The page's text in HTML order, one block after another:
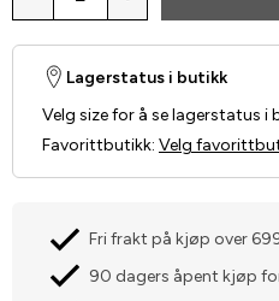
Lagerstatus i butikk
Velg size for å se lagerstatus i
Favorittbutikk: Velg
Fri frakt på kjøp over
90 dagers åpent kjøp